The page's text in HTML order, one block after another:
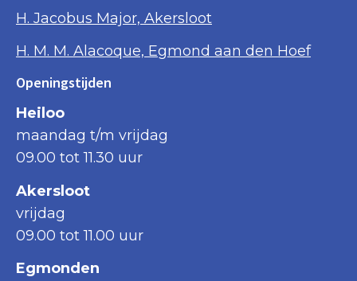
H. Jacobus Major, Akersloot
H. M. M. Alacoque, Egmond aan den Hoef
Openingstijden
Heiloo
maandag t/m vrijdag
09.00 tot 11.30 uur
Akersloot
vrijdag
09.00 tot 11.00 uur
Egmonden